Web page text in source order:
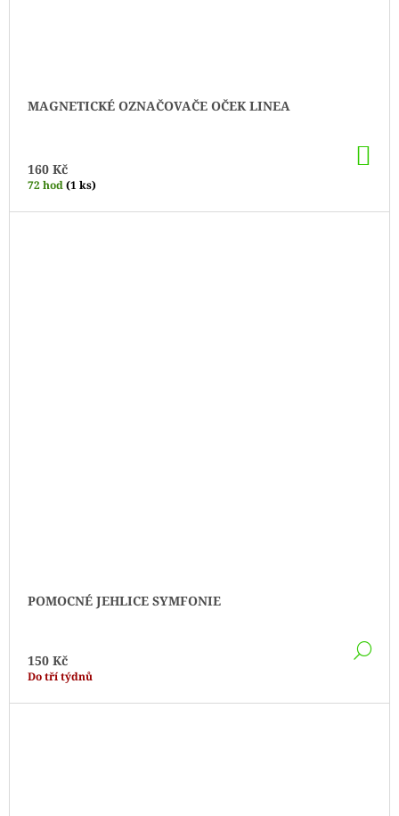
MAGNETICKÉ OZNAČOVAČE OČEK LINEA
160 Kč
72 hod(1 ks)
POMOCNÉ JEHLICE SYMFONIE
150 Kč
Do tří týdnů